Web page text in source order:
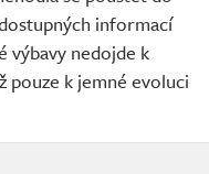
informací
výbavy nedojde k
pouze k jemné evoluci